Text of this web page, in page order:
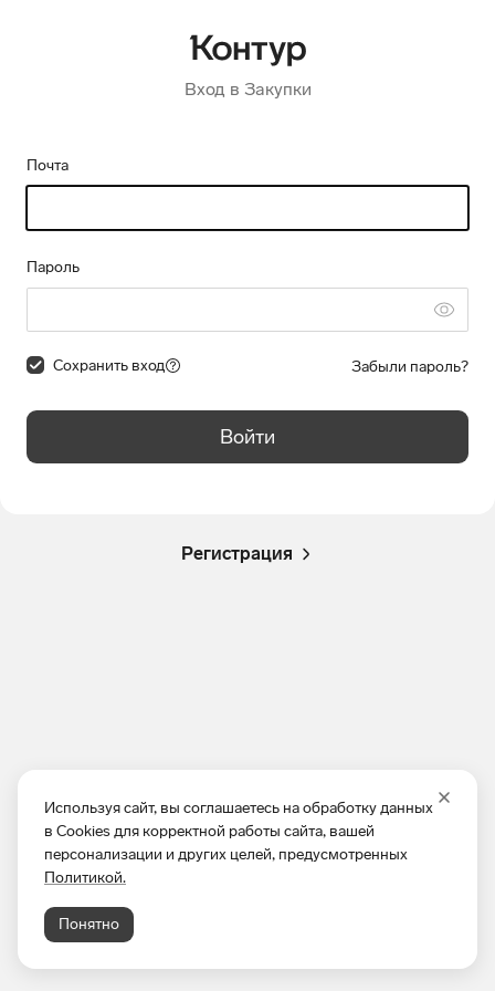
Используя сайт, вы соглашаетесь на обработку данных
в Cookies для корректной работы сайта, вашей
персонализации и других целей, предусмотренных
Политикой.
Понятно
Вход в Закупки
Почта
Пароль
Сохранить вход Забыли пароль?
Войти
Регистрация